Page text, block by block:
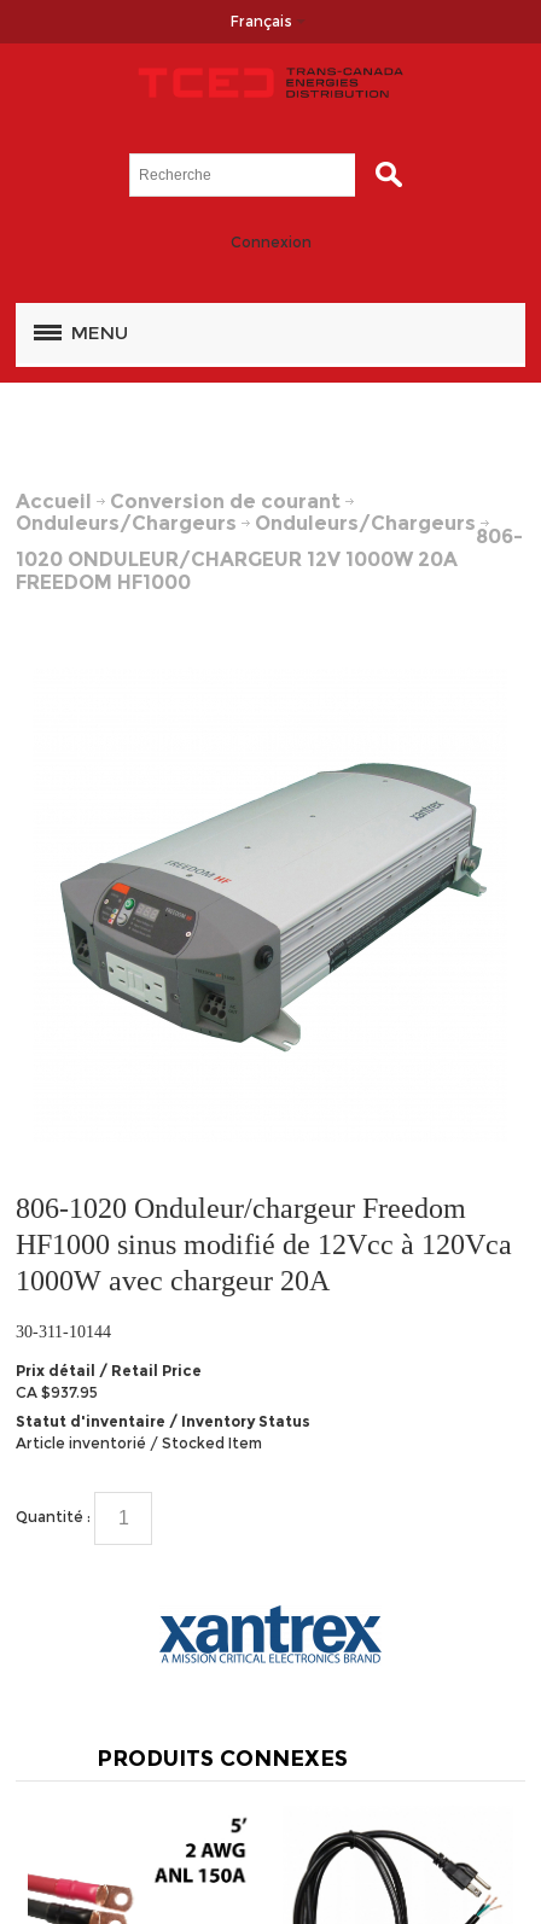
Français
Connexion
MENU
Accueil
Conversion de courant
Onduleurs/Chargeurs
Onduleurs/Chargeurs
806-
1020 ONDULEUR/CHARGEUR 12V 1000W 20A
FREEDOM HF1000
806-1020 Onduleur/chargeur Freedom
HF1000 sinus modifié de 12Vcc à 120Vca
1000W avec chargeur 20A
30-311-10144
Prix détail / Retail Price
CA $937.95
Statut d'inventaire / Inventory Status
Article inventorié / Stocked Item
Quantité :
PRODUITS CONNEXES